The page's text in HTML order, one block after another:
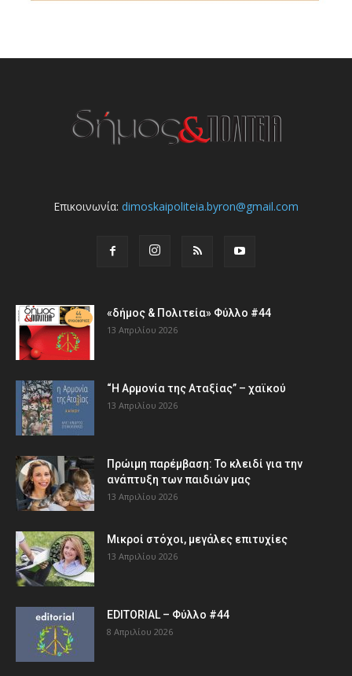
Επικοινωνία: dimoskaipoliteia.byron@gmail.com
«δήμος & Πολιτεία» Φύλλο #44
13 Απριλίου 2026
“Η Αρμονία της Αταξίας” – χαϊκού
13 Απριλίου 2026
Πρώιμη παρέμβαση: Το κλειδί για την
ανάπτυξη των παιδιών µας
13 Απριλίου 2026
Μικροί στόχοι, μεγάλες επιτυχίες
13 Απριλίου 2026
EDITORIAL – Φύλλο #44
8 Απριλίου 2026